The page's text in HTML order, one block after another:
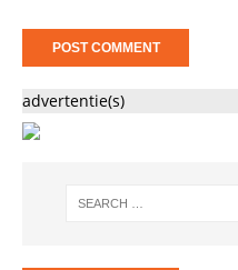
advertentie(s)